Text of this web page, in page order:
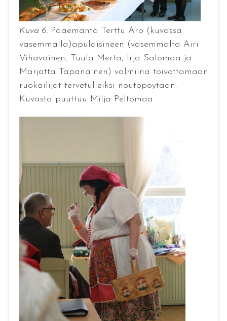
Kuva 6: Pääemäntä Terttu Aro (kuvassa
vasemmalla)apulaisineen (vasemmalta Airi
Vihavainen, Tuula Merta, Irja Salomaa ja
Marjatta Tapanainen) valmiina toivottamaan
ruokailijat tervetulleiksi noutopöytään.
Kuvasta puuttuu Milja Peltomaa.